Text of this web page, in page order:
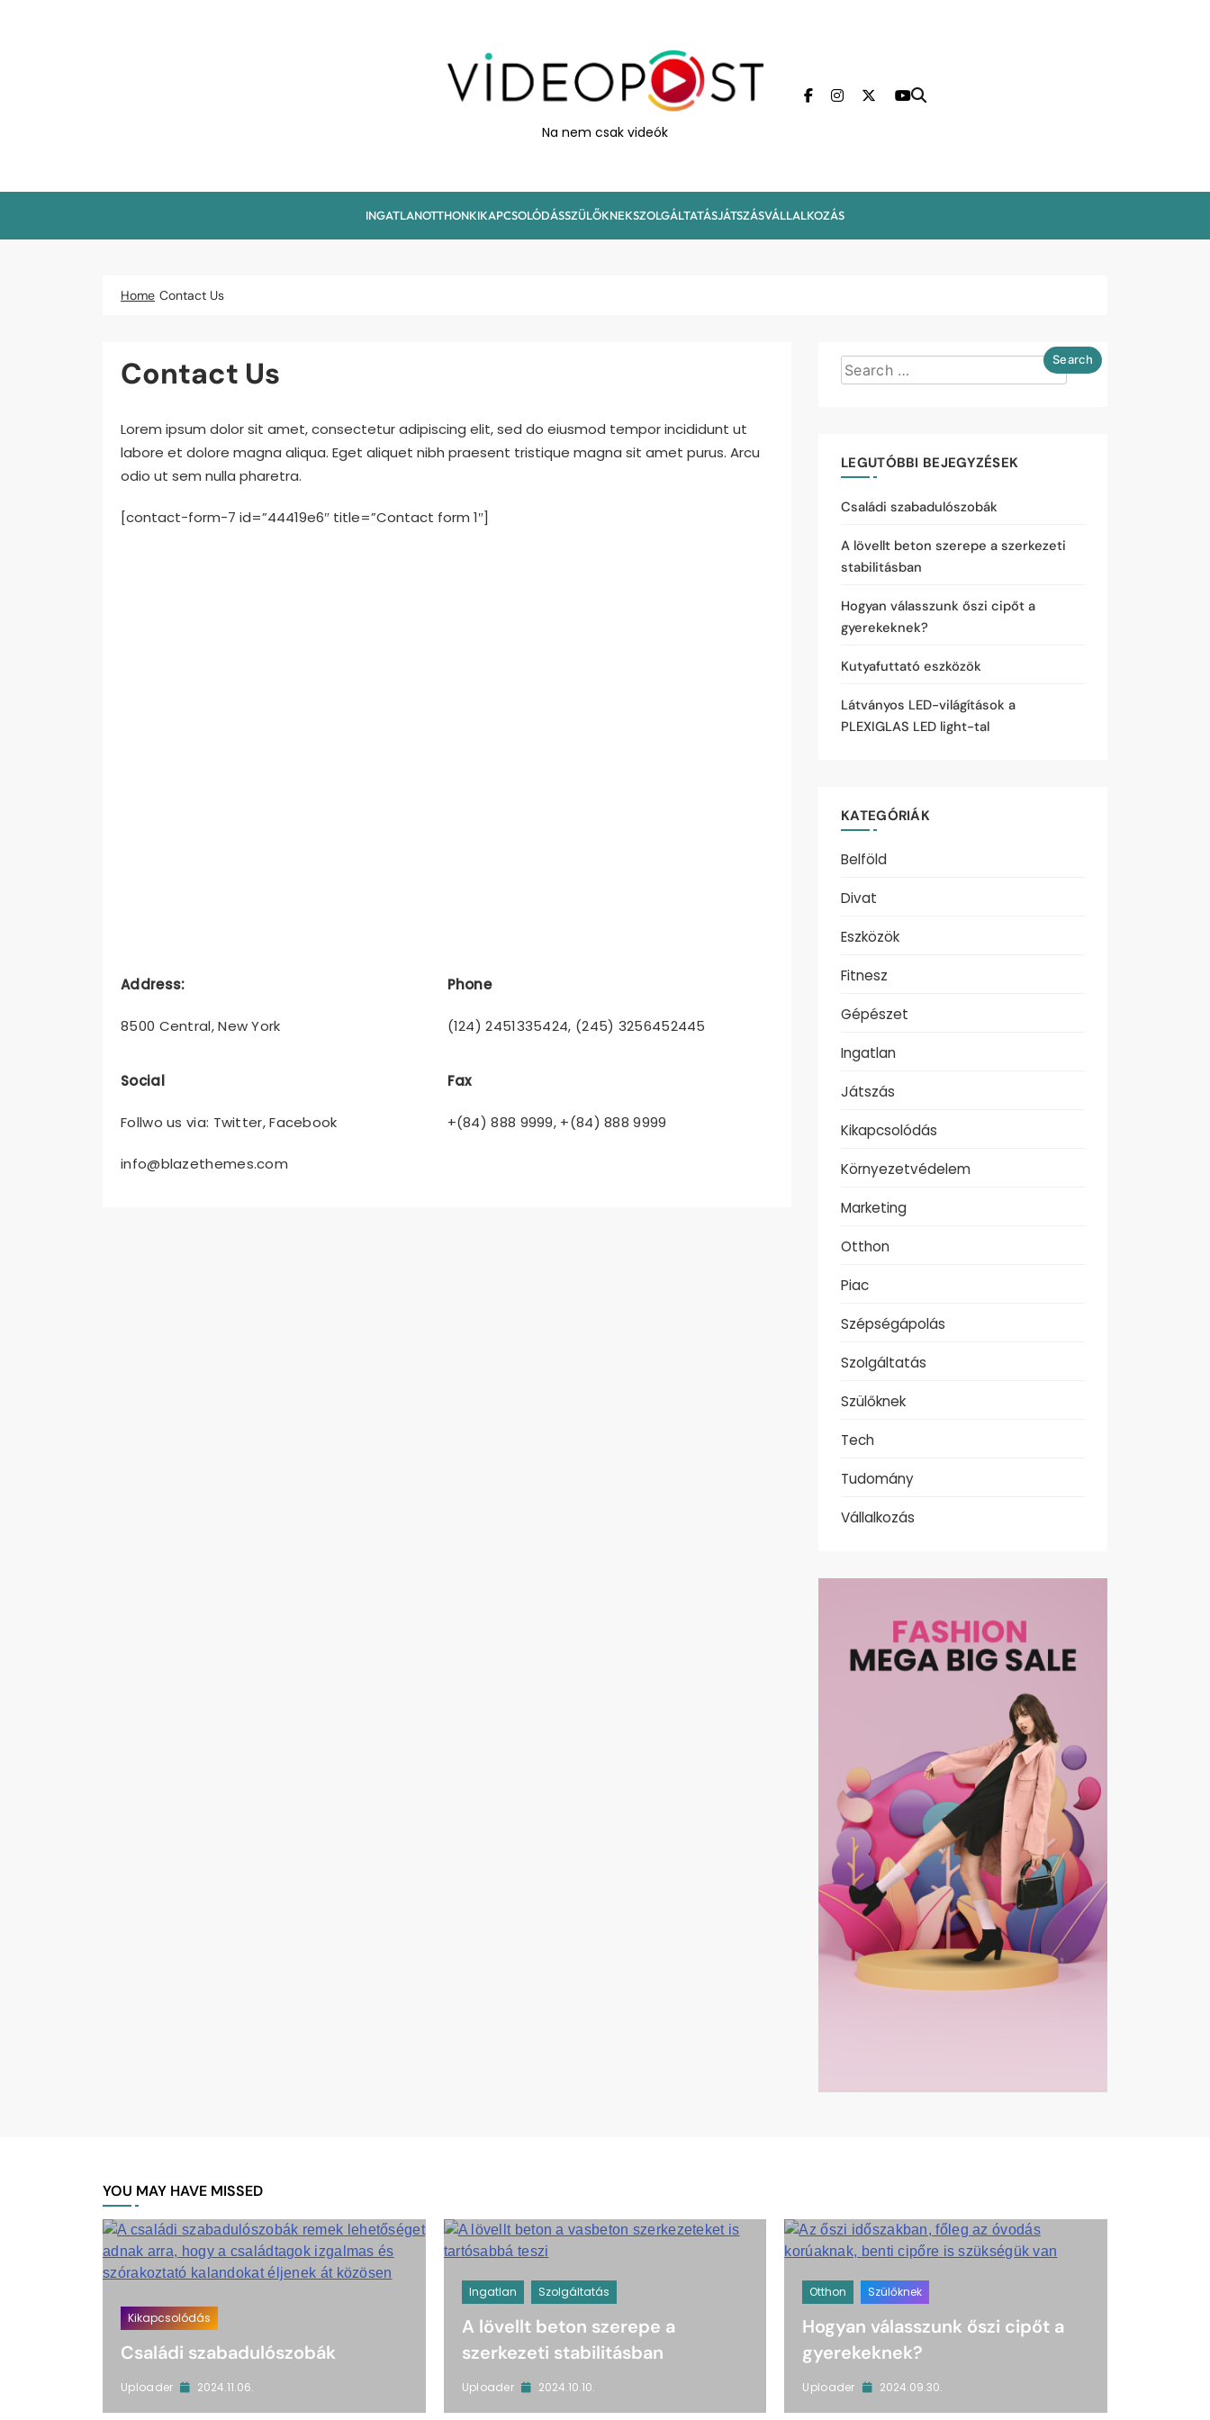
VideoPost
Na nem csak videók
INGATLANOTTHONKIKAPCSOLÓDÁSSZÜLŐKNEKSZOLGÁLTATÁSJÁTSZÁSVÁLLALKOZÁS
Home Contact Us
Contact Us
Lorem ipsum dolor sit amet, consectetur adipiscing elit, sed do eiusmod tempor incididunt ut
labore et dolore magna aliqua. Eget aliquet nibh praesent tristique magna sit amet purus. Arcu
odio ut sem nulla pharetra.
[contact-form-7 id=”44419e6″ title=”Contact form 1″]
Address:
8500 Central, New York
Phone
(124) 2451335424, (245) 3256452445
Social
Follwo us via: Twitter, Facebook
info@blazethemes.com
Fax
+(84) 888 9999, +(84) 888 9999
LEGUTÓBBI BEJEGYZÉSEK
Családi szabadulószobák
A lövellt beton szerepe a szerkezeti
stabilitásban
Hogyan válasszunk őszi cipőt a
gyerekeknek?
Kutyafuttató eszközök
Látványos LED-világítások a
PLEXIGLAS LED light-tal
KATEGÓRIÁK
Belföld
Divat
Eszközök
Fitnesz
Gépészet
Ingatlan
Játszás
Kikapcsolódás
Környezetvédelem
Marketing
Otthon
Piac
Szépségápolás
Szolgáltatás
Szülőknek
Tech
Tudomány
Vállalkozás
YOU MAY HAVE MISSED
Kikapcsolódás
Családi szabadulószobák
Uploader 2024.11.06.
Ingatlan Szolgáltatás
A lövellt beton szerepe a
szerkezeti stabilitásban
Uploader 2024.10.10.
Otthon Szülőknek
Hogyan válasszunk őszi cipőt a
gyerekeknek?
Uploader 2024.09.30.